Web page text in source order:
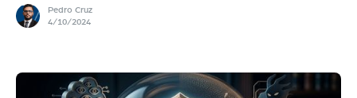
Pedro Cruz
4/10/2024